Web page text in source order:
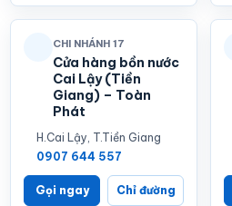
CHI NHÁNH 17
Cửa hàng bồn nước
Cai Lậy (Tiền
Giang) – Toàn
Phát
H.Cai Lậy, T.Tiền Giang
0907 644 557
Gọi ngay Chỉ đường